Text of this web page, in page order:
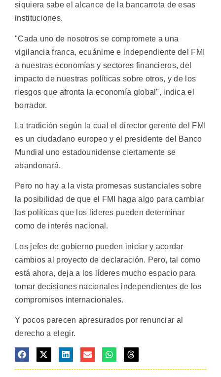
siquiera sabe el alcance de la bancarrota de esas
instituciones.
"Cada uno de nosotros se compromete a una
vigilancia franca, ecuánime e independiente del FMI
a nuestras economías y sectores financieros, del
impacto de nuestras políticas sobre otros, y de los
riesgos que afronta la economía global", indica el
borrador.
La tradición según la cual el director gerente del FMI
es un ciudadano europeo y el presidente del Banco
Mundial uno estadounidense ciertamente se
abandonará.
Pero no hay a la vista promesas sustanciales sobre
la posibilidad de que el FMI haga algo para cambiar
las políticas que los líderes pueden determinar
como de interés nacional.
Los jefes de gobierno pueden iniciar y acordar
cambios al proyecto de declaración. Pero, tal como
está ahora, deja a los líderes mucho espacio para
tomar decisiones nacionales independientes de los
compromisos internacionales.
Y pocos parecen apresurados por renunciar al
derecho a elegir.